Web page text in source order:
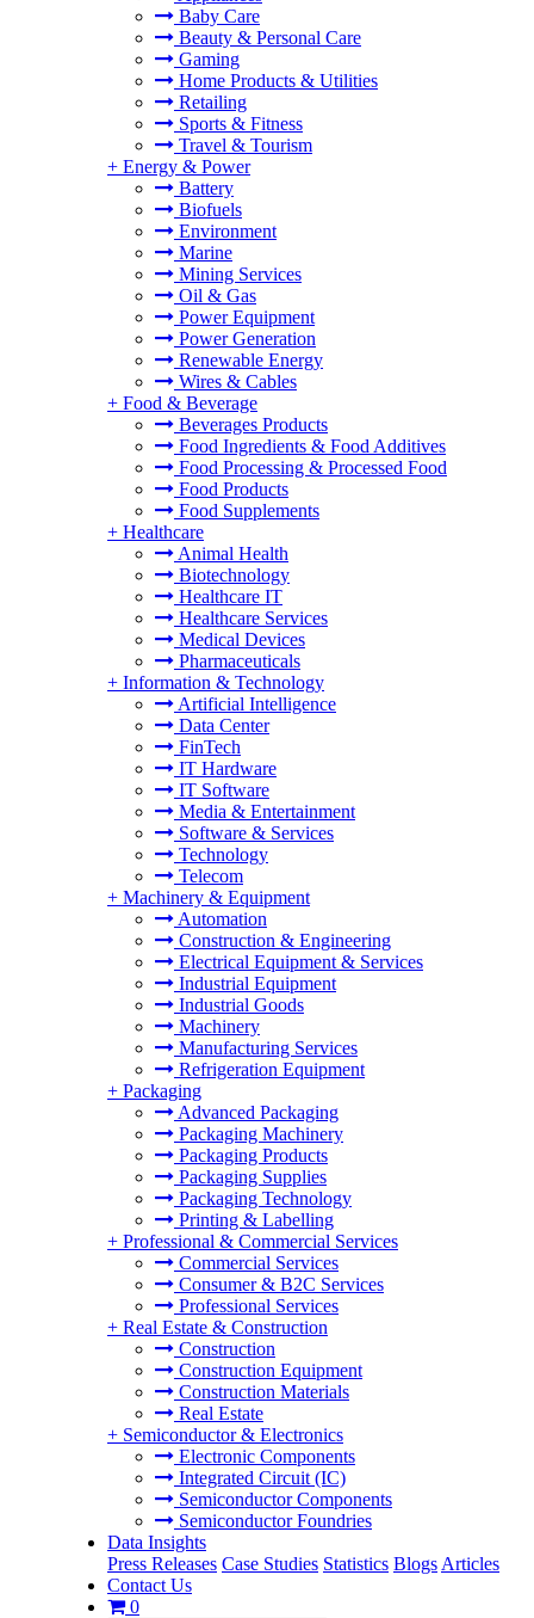
Baby Care
Beauty & Personal Care
Gaming
Home Products & Utilities
Retailing
Sports & Fitness
Travel & Tourism
+ Energy & Power
Battery
Biofuels
Environment
Marine
Mining Services
Oil & Gas
Power Equipment
Power Generation
Renewable Energy
Wires & Cables
+ Food & Beverage
Beverages Products
Food Ingredients & Food Additives
Food Processing & Processed Food
Food Products
Food Supplements
+ Healthcare
Animal Health
Biotechnology
Healthcare IT
Healthcare Services
Medical Devices
Pharmaceuticals
+ Information & Technology
Artificial Intelligence
Data Center
FinTech
IT Hardware
IT Software
Media & Entertainment
Software & Services
Technology
Telecom
+ Machinery & Equipment
Automation
Construction & Engineering
Electrical Equipment & Services
Industrial Equipment
Industrial Goods
Machinery
Manufacturing Services
Refrigeration Equipment
+ Packaging
Advanced Packaging
Packaging Machinery
Packaging Products
Packaging Supplies
Packaging Technology
Printing & Labelling
+ Professional & Commercial Services
Commercial Services
Consumer & B2C Services
Professional Services
+ Real Estate & Construction
Construction
Construction Equipment
Construction Materials
Real Estate
+ Semiconductor & Electronics
Electronic Components
Integrated Circuit (IC)
Semiconductor Components
Semiconductor Foundries
Data Insights
Press Releases Case Studies Statistics Blogs Articles
Contact Us
0